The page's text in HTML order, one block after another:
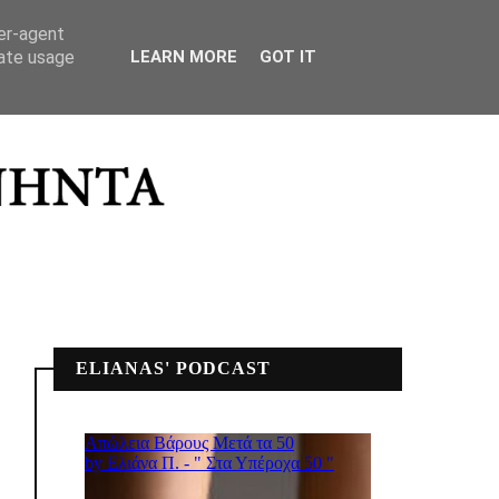
ΜΟΥ
ELIANAS' PODCAST
agent
usage
LEARN MORE GOT IT